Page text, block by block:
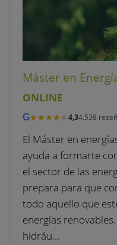
Máster en
ONLINE
G★★★★★
★★★★★ 4,34.538
El Máster en
ayuda a formarte
el sector de las
prepara para que
todo aquello que
energías
hidráu…